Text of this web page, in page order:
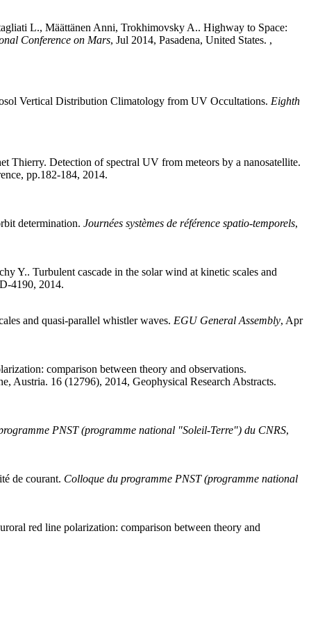
L., Määttänen Anni, Trokhimovsky A.. Highway to Space:
Conference on Mars, Jul 2014, Pasadena, United States. ,
Vertical Distribution Climatology from UV Occultations. Eighth
Thierry. Detection of spectral UV from meteors by a nanosatellite.
pp.182-184, 2014.
determination. Journées systèmes de référence spatio-temporels,
Y.. Turbulent cascade in the solar wind at kinetic scales and
4190, 2014.
and quasi-parallel whistler waves. EGU General Assembly, Apr
comparison between theory and observations.
Austria. 16 (12796), 2014, Geophysical Research Abstracts.
PNST (programme national "Soleil-Terre") du CNRS,
de courant. Colloque du programme PNST (programme national
red line polarization: comparison between theory and